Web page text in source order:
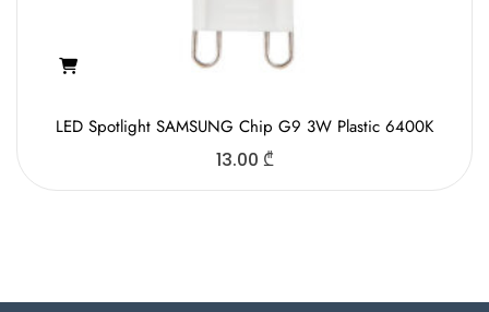
LED Spotlight SAMSUNG Chip G9 3W Plastic 6400K
13.00 ₾